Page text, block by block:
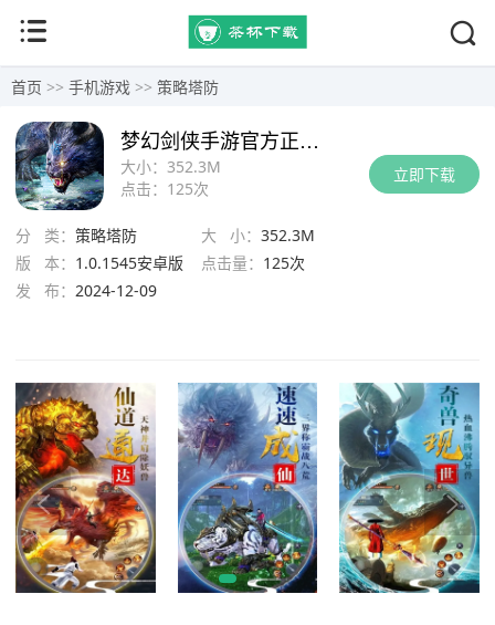
首页 >> 手机游戏 >> 策略塔防
立即下载
大小： 352.3M
点击： 125次
梦幻剑侠手游官方正版下载
分 类： 策略塔防 大 小： 352.3M
版 本： 1.0.1545安卓版 点击量： 125次
发 布： 2024-12-09